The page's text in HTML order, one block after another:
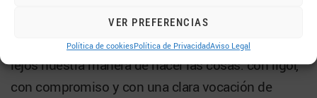
VER PREFERENCIAS
Política de cookiesPolítica de PrivacidadAviso Legal
Desde Famadesa, entendemos la
internacionalización como una forma de llevar más
lejos nuestra manera de hacer las cosas: con rigor,
con compromiso y con una clara vocación de